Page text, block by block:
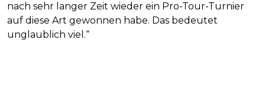
nach sehr langer Zeit wieder ein Pro-Tour-Turnier
auf diese Art gewonnen habe. Das bedeutet
unglaublich viel.“